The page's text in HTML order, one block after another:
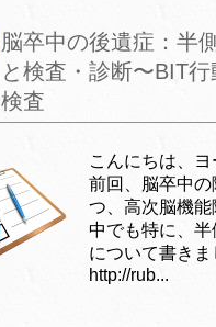
脳卒中の後遺症：半
と検査・診断〜BIT行
検査
こんにちは、ヨ
前回、脳卒中の
つ、高次脳機
中でも特に、半
について書きま
http://rub...